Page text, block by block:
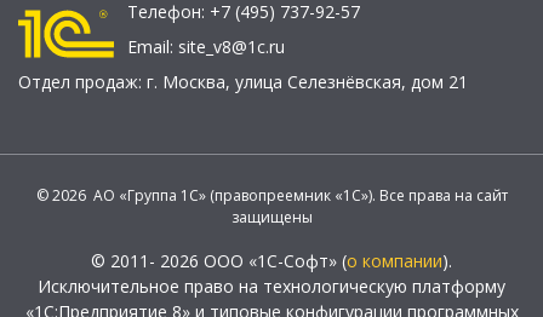
Телефон: +7 (495) 737-92-57
Email: site_v8@1c.ru
Отдел продаж: г. Москва, улица Селезнёвская, дом 21
© 2026 АО «Группа 1С» (правопреемник «1С»). Все права на сайт
защищены
© 2011- 2026 ООО «1С-Софт» (о компании).
Исключительное право на технологическую платформу
«1С:Предприятие 8» и типовые конфигурации программных